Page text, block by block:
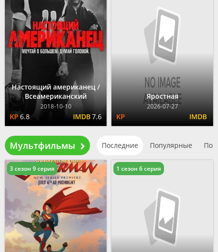
Настоящий американец /
Всеамериканский
2018-10-10
6.8 7.6
Яростная
2026-07-27
Мультфильмы Последние Популярные По
3 сезон 9 серия 1 сезон 6 серия